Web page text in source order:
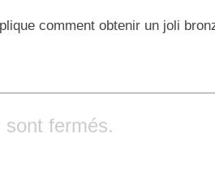
comment obtenir un joli
sont fermés.